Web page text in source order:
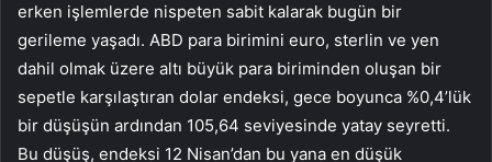
erken işlemlerde nispeten sabit kalarak bugün bir
gerileme yaşadı. ABD para birimini euro, sterlin ve yen
dahil olmak üzere altı büyük para biriminden oluşan bir
sepetle karşılaştıran dolar endeksi, gece boyunca %0,4’lük
bir düşüşün ardından 105,64 seviyesinde yatay seyretti.
Bu düşüş, endeksi 12 Nisan’dan bu yana en düşük